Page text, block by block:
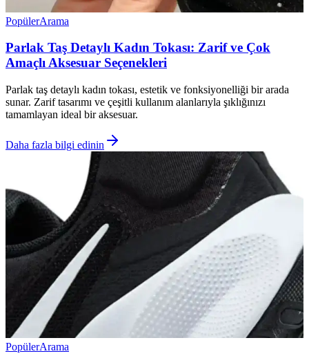
PopülerArama
Parlak Taş Detaylı Kadın Tokası: Zarif ve Çok
Amaçlı Aksesuar Seçenekleri
Parlak taş detaylı kadın tokası, estetik ve fonksiyonelliği bir arada
sunar. Zarif tasarımı ve çeşitli kullanım alanlarıyla şıklığınızı
tamamlayan ideal bir aksesuar.
Daha fazla bilgi edinin
PopülerArama